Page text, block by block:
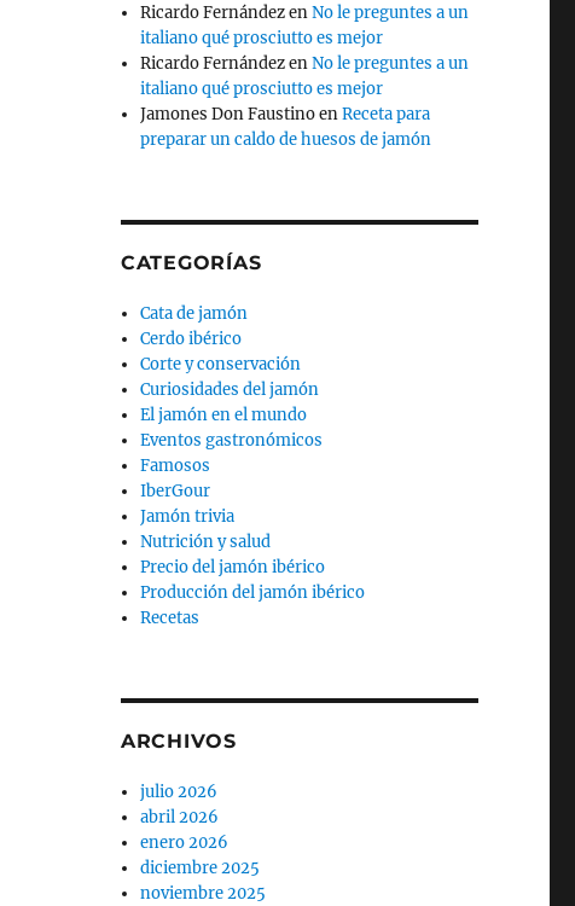
Ricardo FernándezenNo le preguntes a un
italiano qué prosciutto es mejor
Ricardo FernándezenNo le preguntes a un
italiano qué prosciutto es mejor
Jamones Don FaustinoenReceta para
preparar un caldo de huesos de jamón
CATEGORÍAS
Cata de jamón
Cerdo ibérico
Corte y conservación
Curiosidades del jamón
El jamón en el mundo
Eventos gastronómicos
Famosos
IberGour
Jamón trivia
Nutrición y salud
Precio del jamón ibérico
Producción del jamón ibérico
Recetas
ARCHIVOS
julio 2026
abril 2026
enero 2026
diciembre 2025
noviembre 2025